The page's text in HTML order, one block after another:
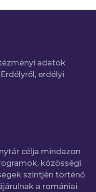
adatok
erdélyi
célja mindazon
közösségi
szintjén történő
a romániai